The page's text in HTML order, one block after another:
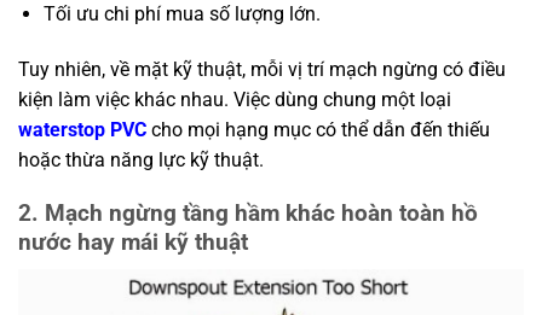
Tối ưu chi phí mua số lượng lớn.
Tuy nhiên, về mặt kỹ thuật, mỗi vị trí mạch ngừng có điều
kiện làm việc khác nhau. Việc dùng chung một loại
waterstop PVC cho mọi hạng mục có thể dẫn đến thiếu
hoặc thừa năng lực kỹ thuật.
2. Mạch ngừng tầng hầm khác hoàn toàn hồ
nước hay mái kỹ thuật